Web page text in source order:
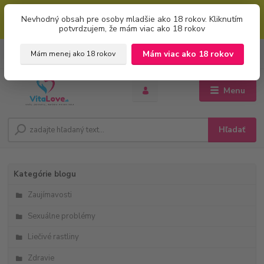
bez úvodzoviek). Zľavový kód zadajte v prvom kroku košíku zaškrtnutím
políčka: "mám zľavový kupón"
Nevhodný obsah pre osoby mladšie ako 18 rokov. Kliknutím
potvrdzujem, že mám viac ako 18 rokov
Mám menej ako 18 rokov Mám viac ako 18 rokov
Menu
Hľadať
+421 951 733 848
(Po-Pia, 8-16 hod.)
za
Kategórie blogu
Zaujímavosti
Sexuálne problémy
Liečivé rastliny
Zdravie